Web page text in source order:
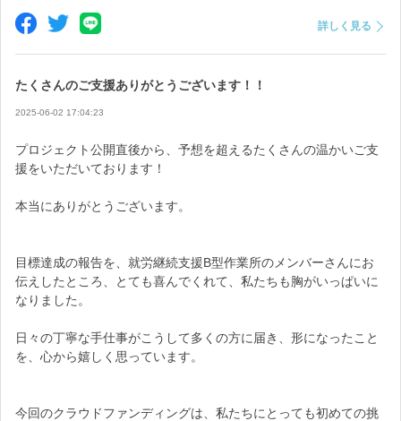
作業所に着くと、みなさんがとても素敵な笑顔で出迎えてくださ
いました！
今日は、たくさんの方がこのプロジェクトを応援してくださって
詳しく見る
たくさんのご支援ありがとうございます！！
2025-06-02 17:04:23
プロジェクト公開直後から、予想を超えるたくさんの温かいご支
援をいただいております！
本当にありがとうございます。
目標達成の報告を、就労継続支援B型作業所のメンバーさんにお
伝えしたところ、とても喜んでくれて、私たちも胸がいっぱいに
なりました。
日々の丁寧な手仕事がこうして多くの方に届き、形になったこと
を、心から嬉しく思っています。
今回のクラウドファンディングは、私たちにとっても初めての挑